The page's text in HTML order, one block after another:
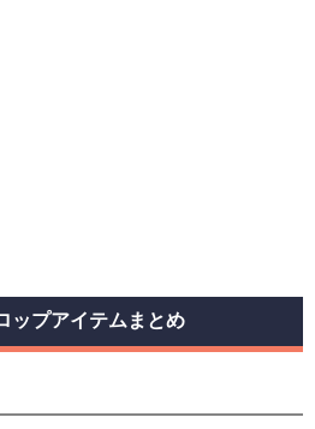
ップアイテムまとめ